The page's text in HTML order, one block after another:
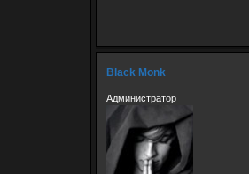
Black Monk
Администратор